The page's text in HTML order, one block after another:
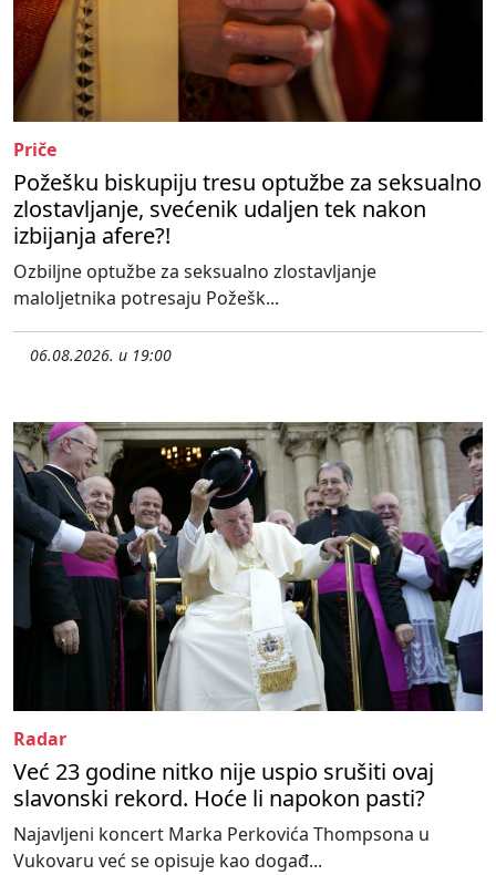
Priče
Požešku biskupiju tresu optužbe za seksualno
zlostavljanje, svećenik udaljen tek nakon
izbijanja afere?!
Ozbiljne optužbe za seksualno zlostavljanje
maloljetnika potresaju Požešk...
06.08.2026. u 19:00
Radar
Već 23 godine nitko nije uspio srušiti ovaj
slavonski rekord. Hoće li napokon pasti?
Najavljeni koncert Marka Perkovića Thompsona u
Vukovaru već se opisuje kao događ...